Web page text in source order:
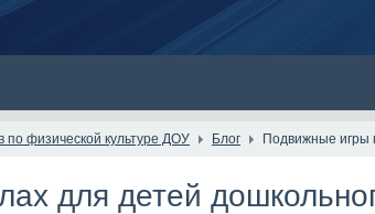
по физической культуре ДОУ Блог Подвижные игры
для детей